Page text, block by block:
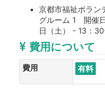
京都市福祉ボラン
グルーム 1 開催
日（土） - 13：
費用について
費用 有料